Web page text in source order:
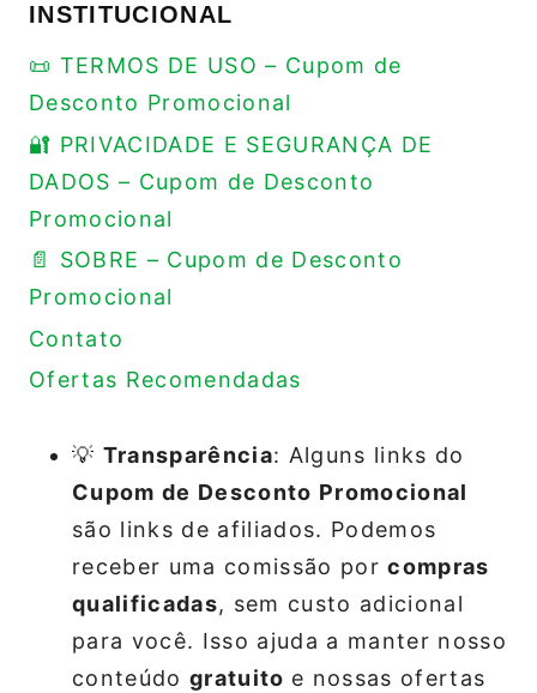
INSTITUCIONAL
📜 TERMOS DE USO – Cupom de
Desconto Promocional
🔐 PRIVACIDADE E SEGURANÇA DE
DADOS – Cupom de Desconto
Promocional
📄 SOBRE – Cupom de Desconto
Promocional
Contato
Ofertas Recomendadas
💡 Transparência: Alguns links do
Cupom de Desconto Promocional
são links de afiliados. Podemos
receber uma comissão porcompras
qualificadas, sem custo adicional
para você. Isso ajuda a manter nosso
conteúdo gratuito e nossas ofertas